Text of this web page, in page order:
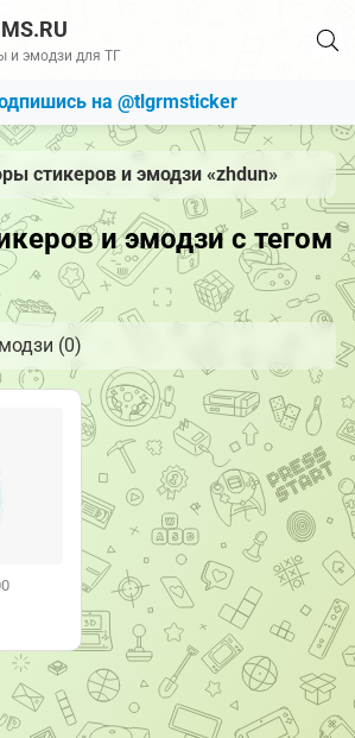
и эмодзи для ТГ
на @tlgrmsticker
стикеров и эмодзи «zhdun»
и эмодзи с тегом
(0)